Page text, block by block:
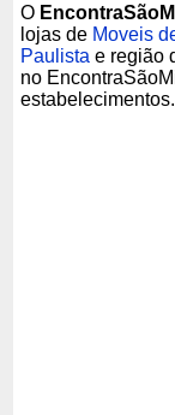
O
lojas de Moveis
Paulista e região
no
estabelecimentos.